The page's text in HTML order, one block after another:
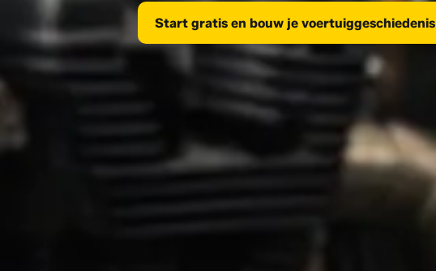
Start gratis en bouw je voertuiggeschiedenis